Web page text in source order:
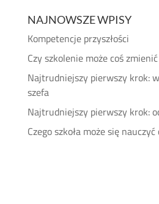
NAJNOWSZE WPISY
Kompetencje przyszłości
Czy szkolenie może coś
Najtrudniejszy pierwszy krok:
szefa
Najtrudniejszy pierwszy krok:
Czego szkoła może się